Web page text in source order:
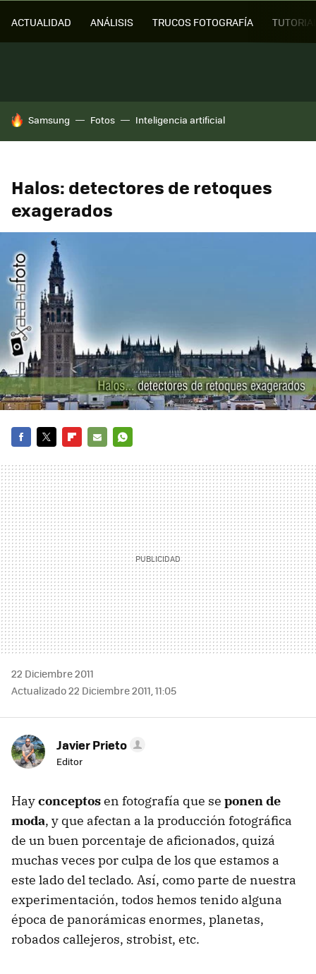
ACTUALIDAD ANÁLISIS TRUCOS FOTOGRAFÍA
HOY SE HABLA DE
Samsung Fotos Inteligencia artificial
Halos: detectores de retoques
exagerados
MAIL
22 Diciembre 2011
Actualizado 22 Diciembre 2011, 11:05
Javier Prieto
Editor
Hayconceptosen fotografía que se ponen de
moda, y que afectan a la producción fotográfica
de un buen porcentaje de aficionados, quizá
muchas veces por culpa de los que estamos a
este lado del teclado. Así, como parte de nuestra
experimentación, todos hemos tenido alguna
época de panorámicas enormes, planetas,
robados callejeros, strobist, etc.